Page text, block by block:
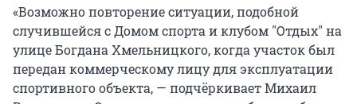
«Возможно повторение ситуации, подобной
случившейся с Домом спорта и клубом "Отдых" на
улице Богдана Хмельницкого, когда участок был
передан коммерческому лицу для эксплуатации
спортивного объекта, — подчёркивает Михаил